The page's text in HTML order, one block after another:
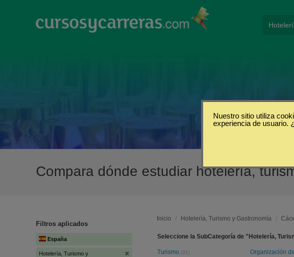
Compara dónde estudiar hotelería,
Filtros aplicados
España
Hotelería, Turismo y
Inicio / Hotelería, Turismo y Gastronomía /
Seleccione la SubCategoría de "Hotelería,
Turismo (31) Organización
Nuestro sitio utiliza
experiencia de usuario.